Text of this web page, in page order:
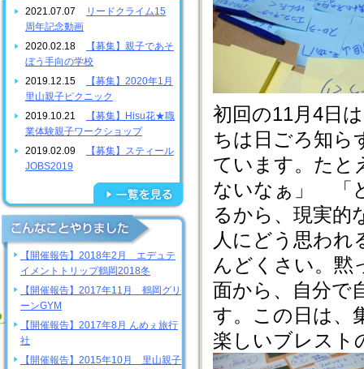
初回の11月4日
ちは日ごろ知ら
ています。たと
ないなぁ」 「
るから、現実的
人にどう思わ
んどくさい。黙
面から、自分で
す。この日は、
楽しいブレスト
2021.07.07
リードクライム15
周年記念動画
2020.02.18
【募集】親子であそ
ぼう手向の学校
2019.12.15
【募集】2020年1月
里山親子ピクニック
2019.10.21
【募集】Hisu花★職
業体験親子ワークショップ
2019.02.09
【募集】スティール
JOBS2019
【開催報告】2018年2月 エデュテ
イメントトリップ鶴岡2018冬
【開催報告】2017年11月 鶴岡グリ
ーンGYM
【開催報告】2017年8月 んめぇ旅行
社
【開催報告】2015年10月 里山親子